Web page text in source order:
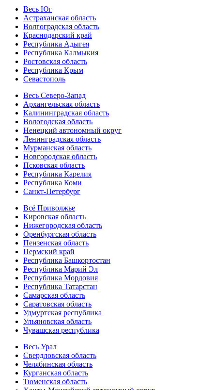
Весь Юг
Астраханская область
Волгоградская область
Краснодарский край
Республика Адыгея
Республика Калмыкия
Ростовская область
Республика Крым
Севастополь
Весь Северо-Запад
Архангельская область
Калининградская область
Вологодская область
Ненецкий автономный округ
Ленинградская область
Мурманская область
Новгородская область
Псковская область
Республика Карелия
Республика Коми
Санкт-Петербург
Всё Приволжье
Кировская область
Нижегородская область
Оренбургская область
Пензенская область
Пермский край
Республика Башкортостан
Республика Марий Эл
Республика Мордовия
Республика Татарстан
Самарская область
Саратовская область
Удмуртская республика
Ульяновская область
Чувашская республика
Весь Урал
Свердловская область
Челябинская область
Курганская область
Тюменская область